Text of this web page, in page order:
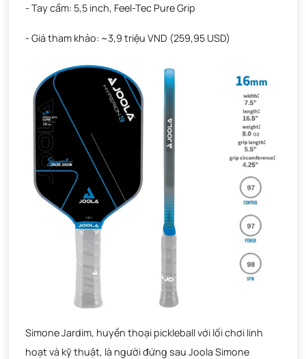
- Tay cầm: 5,5 inch, Feel-Tec Pure Grip
- Giá tham khảo: ~3,9 triệu VND (259,95 USD)
Simone Jardim, huyền thoại pickleball với lối chơi linh
hoạt và kỹ thuật, là người đứng sau Joola Simone